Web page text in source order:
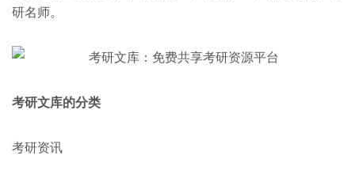
研名师。
考研文库的分类
考研资讯